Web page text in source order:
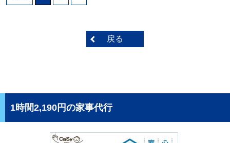
戻る
1時間2,190円の家事代行